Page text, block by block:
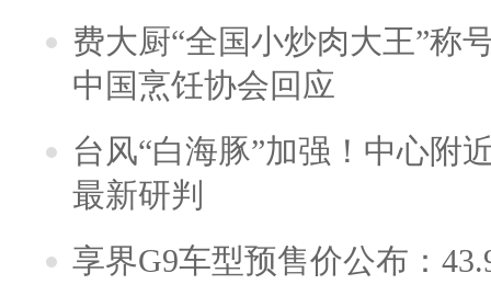
费大厨“全国小炒肉大王”称
中国烹饪协会回应
台风“白海豚”加强！中心附
最新研判
享界G9车型预售价公布：